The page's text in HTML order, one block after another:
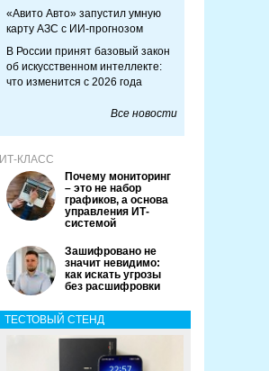
«Авито Авто» запустил умную
карту АЗС с ИИ-прогнозом
В России принят базовый закон
об искусственном интеллекте:
что изменится с 2026 года
Все новости
ИТ-КЛАСС
Почему мониторинг
– это не набор
графиков, а основа
управления ИТ-
системой
Зашифровано не
значит невидимо:
как искать угрозы
без расшифровки
ТЕСТОВЫЙ СТЕНД